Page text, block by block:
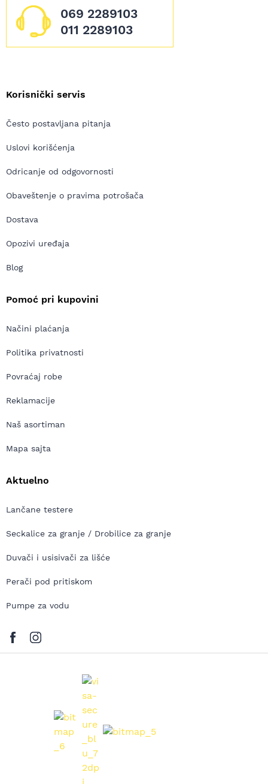
069 2289103
011 2289103
Korisnički servis
Često postavljana pitanja
Uslovi korišćenja
Odricanje od odgovornosti
Obaveštenje o pravima potrošača
Dostava
Opozivi uređaja
Blog
Pomoć pri kupovini
Načini plaćanja
Politika privatnosti
Povraćaj robe
Reklamacije
Naš asortiman
Mapa sajta
Aktuelno
Lančane testere
Seckalice za granje / Drobilice za granje
Duvači i usisivači za lišće
Perači pod pritiskom
Pumpe za vodu